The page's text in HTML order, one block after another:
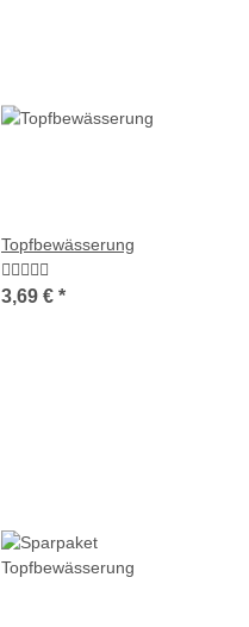
Topfbewässerung
3,69 € *